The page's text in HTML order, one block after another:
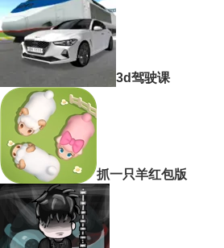
3d驾驶课
抓一只羊红包版